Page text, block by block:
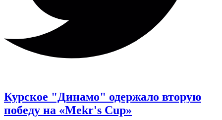
Курское "Динамо" одержало вторую
победу на «Mekr's Cup»